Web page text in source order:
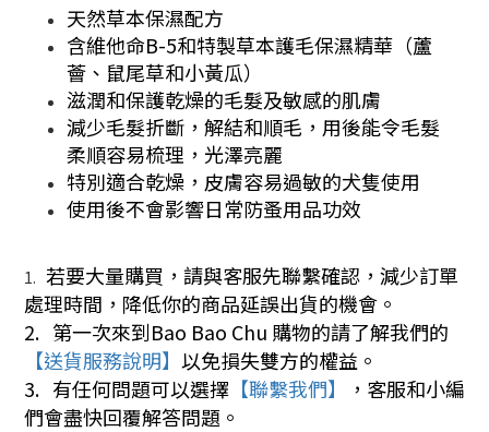
天然草本保濕配方
含維他命B-5和特製草本護毛保濕精華（蘆
薈、鼠尾草和小黃瓜）
滋潤和保護乾燥的毛髮及敏感的肌膚
減少毛髮折斷，解結和順毛，用後能令毛髮
柔順容易梳理，光澤亮麗
特別適合乾燥，皮膚容易過敏的犬隻使用
使用後不會影響日常防蚤用品功效
1. 若要大量購買，請與客服先聯繫確認，減少訂單
處理時間，降低你的商品延誤出貨的機會。
2. 第一次來到Bao Bao Chu 購物的請了解我們的
【送貨服務說明】 以免損失雙方的權益。
3. 有任何問題可以選擇 【聯繫我們】
，客服和小編
們會盡快回覆解答問題。